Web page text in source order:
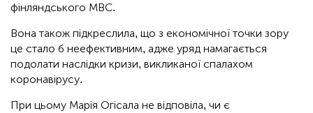
фінляндського МВС.
Вона також підкреслила, що з економічної точки зору
це стало б неефективним, адже уряд намагається
подолати наслідки кризи, викликаної спалахом
коронавірусу.
При цьому Марія Огісала не відповіла, чи є